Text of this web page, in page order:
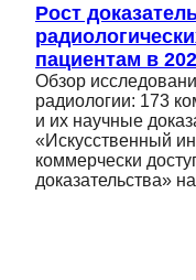
Рост
пациентам в
Обзор
радиологии: 173
и их научные
«Искусственный
коммерчески
доказательства»